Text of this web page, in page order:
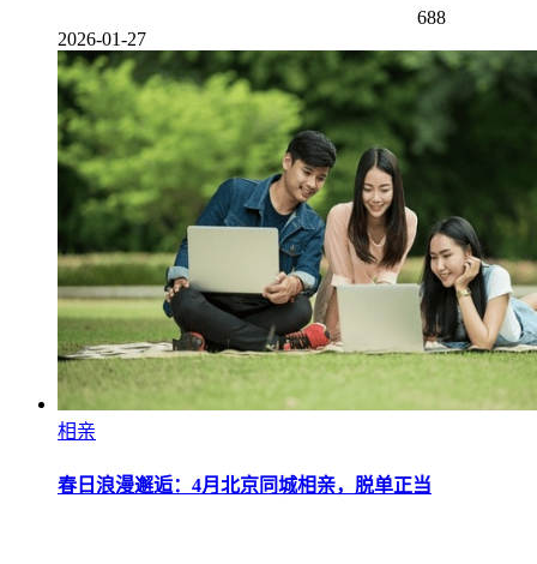
688
2026-01-27
相亲
春日浪漫邂逅：4月北京同城相亲，脱单正当